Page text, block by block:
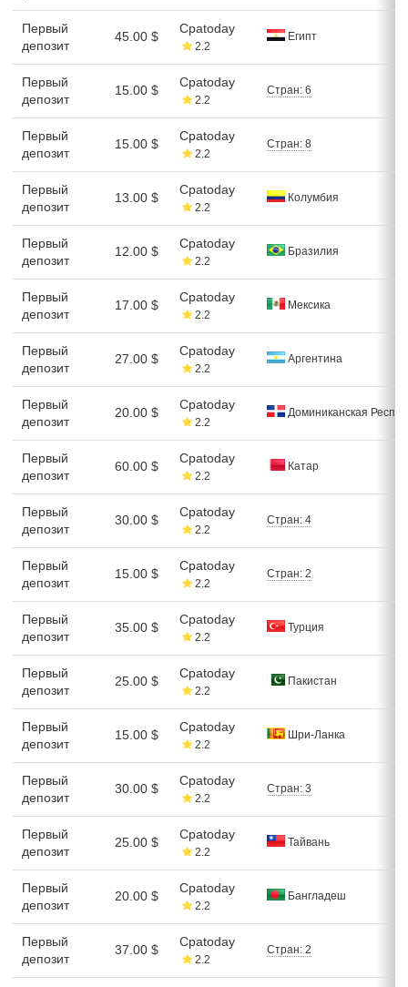
Первый
депозит
45.00 $
Cpatoday
2.2
Египт
Первый
депозит
15.00 $
Cpatoday
2.2
Стран: 6
Первый
депозит
15.00 $
Cpatoday
2.2
Стран: 8
Первый
депозит
13.00 $
Cpatoday
2.2
Колумбия
Первый
депозит
12.00 $
Cpatoday
2.2
Бразилия
Первый
депозит
17.00 $
Cpatoday
2.2
Мексика
Первый
депозит
27.00 $
Cpatoday
2.2
Аргентина
Первый
депозит
20.00 $
Cpatoday
2.2
Доминиканская
Первый
депозит
60.00 $
Cpatoday
2.2
Катар
Первый
депозит
30.00 $
Cpatoday
2.2
Стран: 4
Первый
депозит
15.00 $
Cpatoday
2.2
Стран: 2
Первый
депозит
35.00 $
Cpatoday
2.2
Турция
Первый
депозит
25.00 $
Cpatoday
2.2
Пакистан
Первый
депозит
15.00 $
Cpatoday
2.2
Шри-Ланка
Первый
депозит
30.00 $
Cpatoday
2.2
Стран: 3
Первый
депозит
25.00 $
Cpatoday
2.2
Тайвань
Первый
депозит
20.00 $
Cpatoday
2.2
Бангладеш
Первый
депозит
37.00 $
Cpatoday
2.2
Стран: 2